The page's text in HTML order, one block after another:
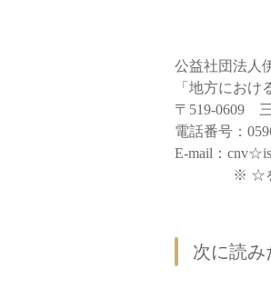
公益社団法人
「地方にお
〒519-0609
電話番号：
E-mail：
※ ☆を@へ
次に読み